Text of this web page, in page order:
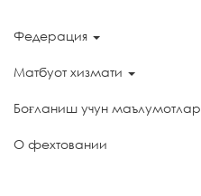
Федерация
Матбуот хизмати
Боғланиш учун маълумотлар
О фехтовании